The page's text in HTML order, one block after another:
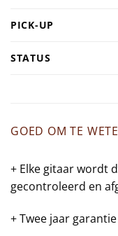
PICK-UP
STATUS
GOED OM TE
+ Elke gitaar wordt
gecontroleerd en
+ Twee jaar garantie